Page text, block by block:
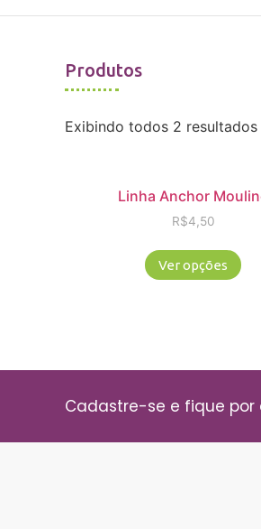
Produtos
Exibindo todos 2 resultados
Linha Anchor
R$4,50
Ver opções
Cadastre-se e fique